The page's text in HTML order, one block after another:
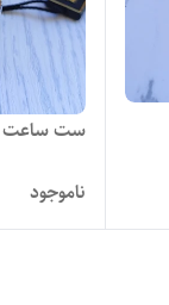
ست ساعت
ناموجود